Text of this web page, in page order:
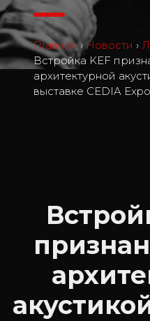
Главная › Новости ›
Встройка KEF
архитектурной
выставке CEDIA